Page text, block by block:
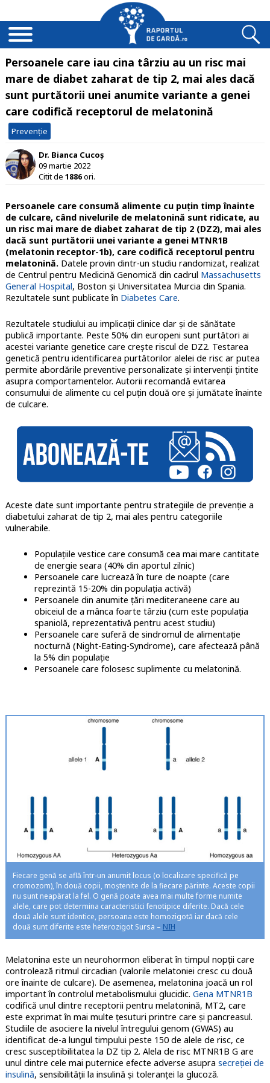
Persoanele care iau cina târziu au un risc mai
mare de diabet zaharat de tip 2, mai ales dacă
sunt purtătorii unei anumite variante a genei
care codifică receptorul de melatonină
Prevenție
Dr. Bianca Cucoș
09 martie 2022
Citit de 1886ori.
Persoanele care consumă alimente cu puțin timp înainte
de culcare, când nivelurile de melatonină sunt ridicate, au
un risc mai mare de diabet zaharat de tip 2 (DZ2), mai ales
dacă sunt purtătorii unei variante a genei MTNR1B
(melatonin receptor-1b), care codifică receptorul pentru
melatonină.Datele provin dintr-un studiu randomizat, realizat
de Centrul pentru Medicină Genomică din cadrul Massachusetts
General Hospital, Boston și Universitatea Murcia din Spania.
Rezultatele sunt publicate în Diabetes Care.
Rezultatele studiului au implicații clinice dar și de sănătate
publică importante. Peste 50% din europeni sunt purtători ai
acestei variante genetice care crește riscul de DZ2. Testarea
genetică pentru identificarea purtătorilor alelei de risc ar putea
permite abordările preventive personalizate și intervenții țintite
asupra comportamentelor. Autorii recomandă evitarea
consumului de alimente cu cel puțin două ore și jumătate înainte
de culcare.
Aceste date sunt importante pentru strategiile de prevenție a
diabetului zaharat de tip 2, mai ales pentru categoriile
vulnerabile.
Populațiile vestice care consumă cea mai mare cantitate
de energie seara (40% din aportul zilnic)
Persoanele care lucrează în ture de noapte (care
reprezintă 15-20% din populația activă)
Persoanele din anumite țări mediteraneene care au
obiceiul de a mânca foarte târziu (cum este populația
spaniolă, reprezentativă pentru acest studiu)
Persoanele care suferă de sindromul de alimentație
nocturnă (Night-Eating-Syndrome), care afectează până
la 5% din populație
Persoanele care folosesc suplimente cu melatonină.
Fiecare genă se află într-un anumit locus (o localizare specifică pe
cromozom), în două copii, moștenite de la fiecare părinte. Aceste copii
nu sunt neapărat la fel. O genă poate avea mai multe forme numite
alele, care pot determina caracteristici fenotipice diferite. Dacă cele
două alele sunt identice, persoana este homozigotă iar dacă cele
două sunt diferite este heterozigot Sursa – NIH
Melatonina este un neurohormon eliberat în timpul nopții care
controlează ritmul circadian (valorile melatoniei cresc cu două
ore înainte de culcare). De asemenea, melatonina joacă un rol
important în controlul metabolismului glucidic. Gena MTNR1B
codifică unul dintre receptorii pentru melatonină, MT2, care
este exprimat în mai multe țesuturi printre care și pancreasul.
Studiile de asociere la nivelul întregului genom (GWAS) au
identificat de-a lungul timpului peste 150 de alele de risc, ce
cresc susceptibilitatea la DZ tip 2. Alela de risc MTNR1B G are
unul dintre cele mai puternice efecte adverse asupra secreției de
insulină, sensibilității la insulină și toleranței la glucoză.